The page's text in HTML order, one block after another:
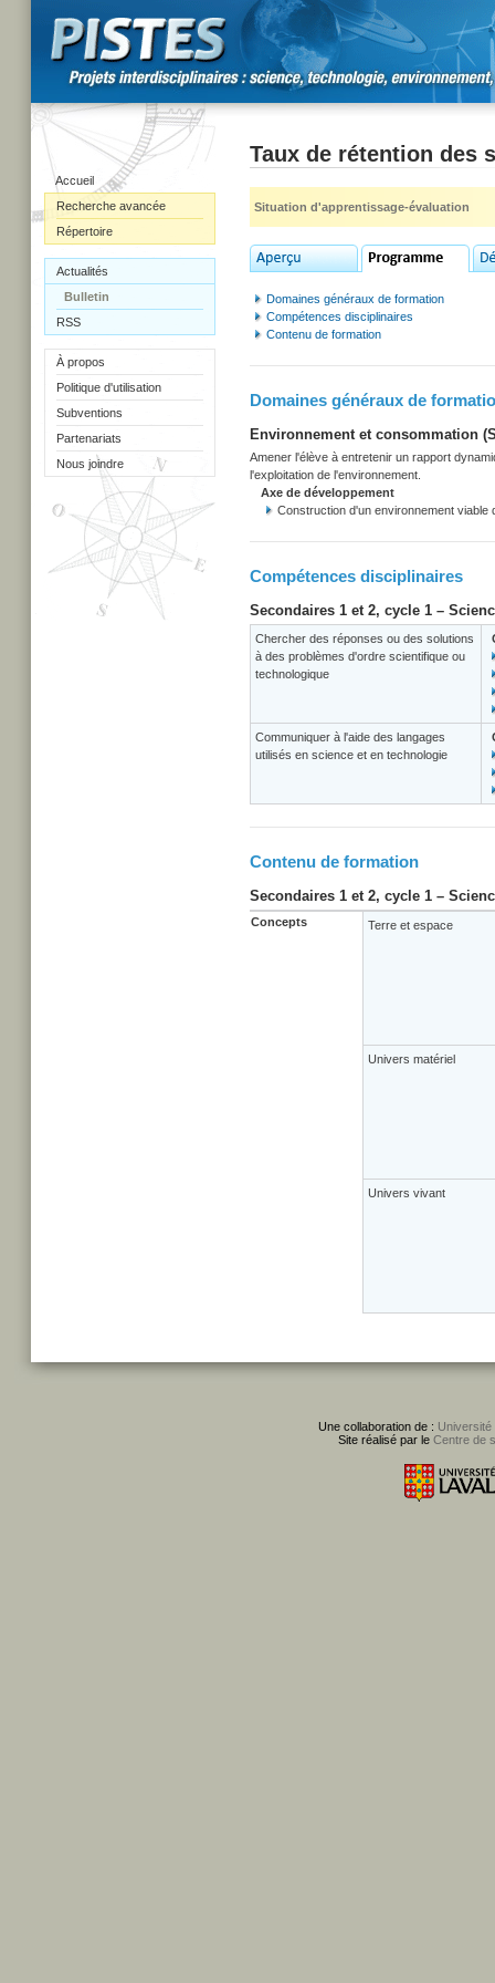
Accueil
Recherche avancée
Répertoire
Actualités
Bulletin
RSS
À propos
Politique d'utilisation
Subventions
Partenariats
Nous joindre
Taux de rétention des
Situation d'apprentissage-évaluation
Domaines généraux de formation
Compétences disciplinaires
Contenu de formation
Domaines généraux de
Environnement et consommation
Amener l'élève à entretenir un rapport
l'exploitation de l'environnement.
Axe de développement
Construction d'un environnement
Compétences disciplinaires
Secondaires 1 et 2, cycle 1 –
Chercher des réponses ou des solutions
à des problèmes d'ordre scientifique ou
technologique
Communiquer à l'aide des langages
utilisés en science et en technologie
Contenu de formation
Secondaires 1 et 2, cycle 1 –
Concepts Terre et espace
Univers matériel
Univers vivant
Une collaboration de : Université
Site réalisé par le Centre de